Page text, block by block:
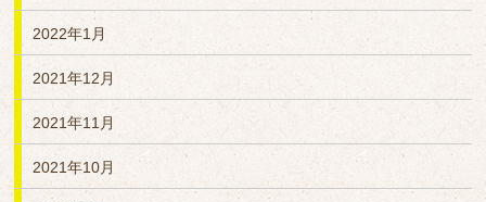
2022年1月
2021年12月
2021年11月
2021年10月